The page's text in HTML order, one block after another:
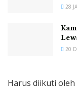
28
20
Harus diikuti